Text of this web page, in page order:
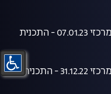
המטה המרכזי 07.01.23 - התכנית
המטה המרכזי 31.12.22 - התכנית